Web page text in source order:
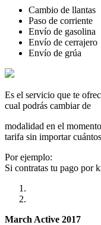
Cambio de llantas
Paso de corriente
Envío de gasolina
Envío de cerrajero
Envío de grúa
Es el servicio que te
cual podrás cambiar de
modalidad en el
tarifa sin importar
Por ejemplo:
Si contratas tu pago por
March Active 2017